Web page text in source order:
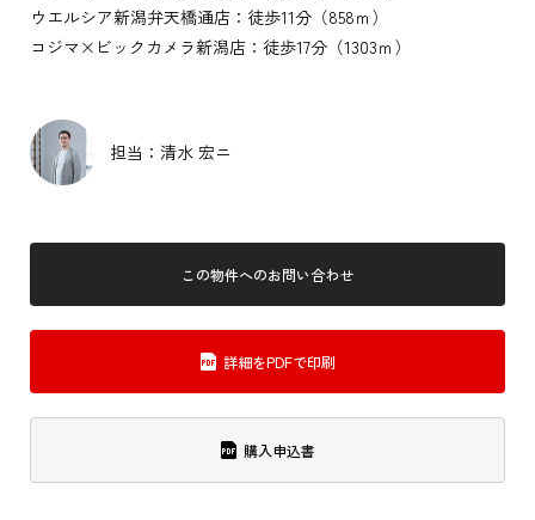
ウエルシア新潟弁天橋通店：徒歩11分（858ｍ）
コジマ×ビックカメラ新潟店：徒歩17分（1303ｍ）
担当：清水 宏ニ
この物件へのお問い合わせ
詳細をPDFで印刷
購入申込書